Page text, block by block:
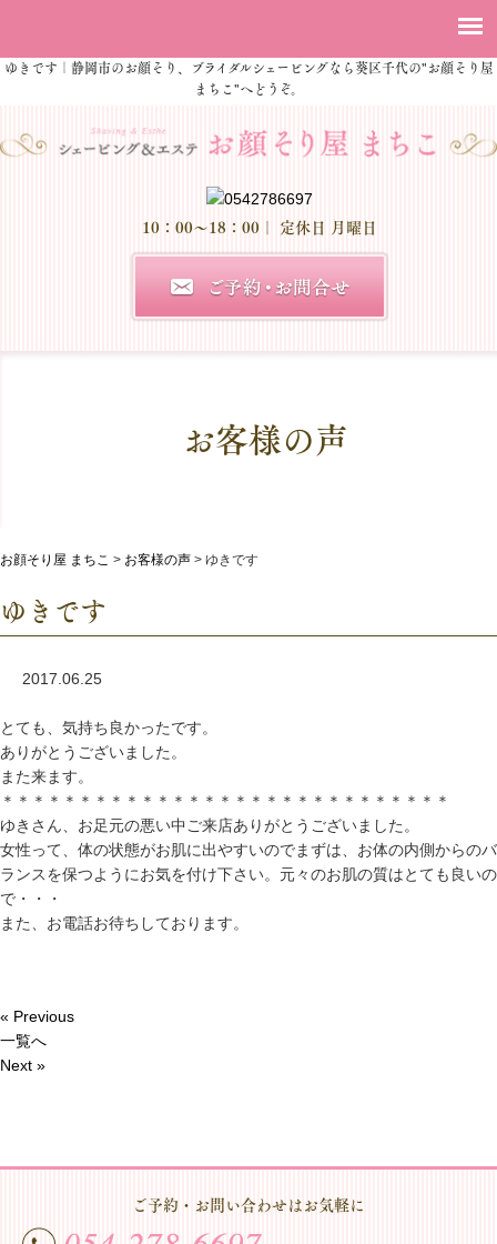
ゆきです｜静岡市のお顔そり、ブライダルシェービングなら葵区千代の"お顔そり屋
まちこ"へどうぞ。
10：00～18：00 ｜ 定休日 月曜日
お客様の声
お顔そり屋 まちこ > お客様の声 > ゆきです
ゆきです
2017.06.25
とても、気持ち良かったです。
ありがとうございました。
また来ます。
＊＊＊＊＊＊＊＊＊＊＊＊＊＊＊＊＊＊＊＊＊＊＊＊＊＊＊＊＊
ゆきさん、お足元の悪い中ご来店ありがとうございました。
女性って、体の状態がお肌に出やすいのでまずは、お体の内側からのバ
ランスを保つようにお気を付け下さい。元々のお肌の質はとても良いの
で・・・
また、お電話お待ちしております。
« Previous
一覧へ
Next »
ご予約・お問い合わせはお気軽に